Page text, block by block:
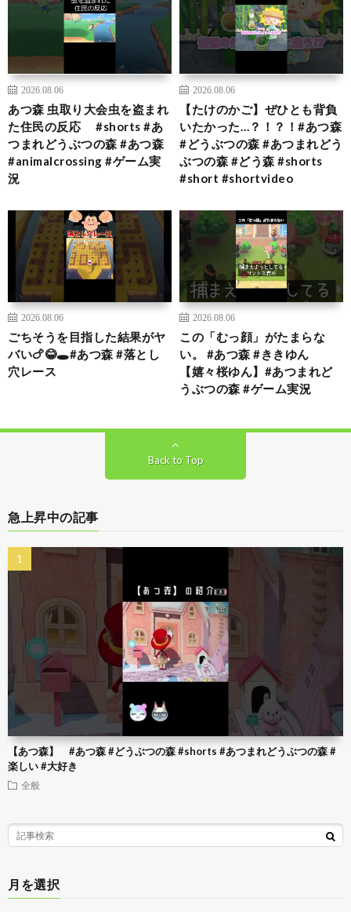
2026.08.06
あつ森 虫取り大会虫を盗まれ
た住民の反応 #shorts #あ
つまれどうぶつの森 #あつ森
#animalcrossing #ゲーム実
況
2026.08.06
【たけのかご】ぜひとも背負
いたかった…？！？！#あつ森
#どうぶつの森 #あつまれどう
ぶつの森 #どう森 #shorts
#short #shortvideo
2026.08.06
ごちそうを目指した結果がヤ
バい🍗😂🕳️#あつ森 #落とし
穴レース
2026.08.06
この「むっ顔」がたまらな
い。 #あつ森 #ききゆん
【嬉々桜ゆん】#あつまれど
うぶつの森 #ゲーム実況
Back to Top
急上昇中の記事
【あつ森】 #あつ森 #どうぶつの森 #shorts #あつまれどうぶつの森 #
楽しい #大好き
全般
月を選択